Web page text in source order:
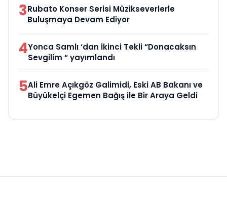
3Rubato Konser Serisi Müzikseverlerle
Buluşmaya Devam Ediyor
4Yonca Samlı ‘dan İkinci Tekli “Donacaksın
Sevgilim “ yayımlandı
5Ali Emre Açıkgöz Galimidi, Eski AB Bakanı ve
Büyükelçi Egemen Bağış ile Bir Araya Geldi